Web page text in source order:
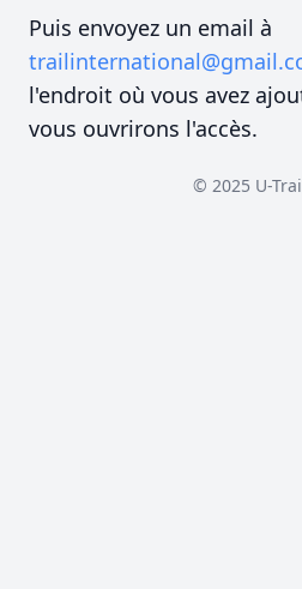
Puis envoyez un email à
l'endroit où vous avez
vous ouvrirons l'accès.
© 2025 U-